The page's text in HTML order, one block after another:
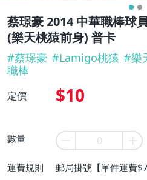
蔡璟豪 2014 中華職棒球
(樂天桃猿前身) 普卡
#蔡璟豪 #Lamigo桃猿 #樂
職棒
定價 $10
數量
運費規則
郵局掛號【單件運費